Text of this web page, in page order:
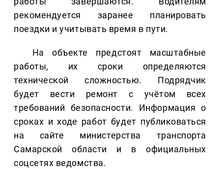
рекомендуется заранее планировать
поездки и учитывать время в пути.
На объекте предстоят масштабные
работы, их сроки определяются
технической сложностью. Подрядчик
будет вести ремонт с учётом всех
требований безопасности. Информация о
сроках и ходе работ будет публиковаться
на сайте министерства транспорта
Самарской области и в официальных
соцсетях ведомства.